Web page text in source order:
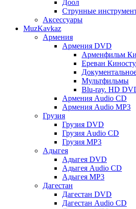
Доол
Струнные
Аксессуары
MuzKavkaz
Армения
Армения DVD
Арменфильм
Ереван
Мультфильмы
Blu-ray. HD
Армения Audio CD
Армения Audio MP3
Грузия
Грузия DVD
Грузия Audio CD
Грузия MP3
Адыгея
Адыгея DVD
Адыгея Audio CD
Адыгея MP3
Дагестан
Дагестан DVD
Дагестан Audio CD